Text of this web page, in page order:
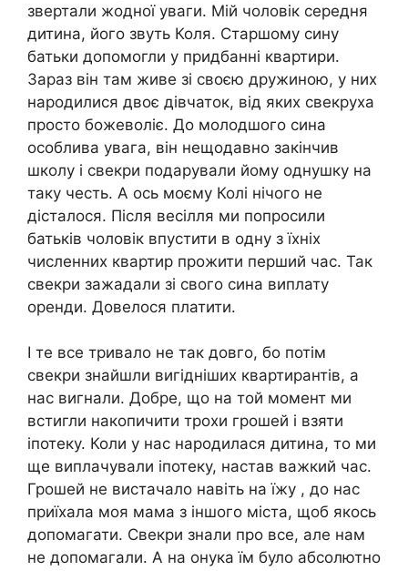
звертали жодної уваги. Мій чоловік середня
дитина, його звуть Коля. Старшому сину
батьки допомогли у придбанні квартири.
Зараз він там живе зі своєю дружиною, у них
народилися двоє дівчаток, від яких свекруха
просто божеволіє. До молодшого сина
особлива увага, він нещодавно закінчив
школу і свекри подарували йому однушку на
таку честь. А ось моєму Колі нічого не
дісталося. Після весілля ми попросили
батьків чоловік впустити в одну з їхніх
численних квартир прожити перший час. Так
свекри зажадали зі свого сина виплату
оренди. Довелося платити.
І те все тривало не так довго, бо потім
свекри знайшли вигідніших квартирантів, а
нас вигнали. Добре, що на той момент ми
встигли накопичити трохи грошей і взяти
іпотеку. Коли у нас народилася дитина, то ми
ще виплачували іпотеку, настав важкий час.
Грошей не вистачало навіть на їжу , до нас
приїхала моя мама з іншого міста, щоб якось
допомагати. Свекри знали про все, але нам
не допомагали. А на онука їм було абсолютно